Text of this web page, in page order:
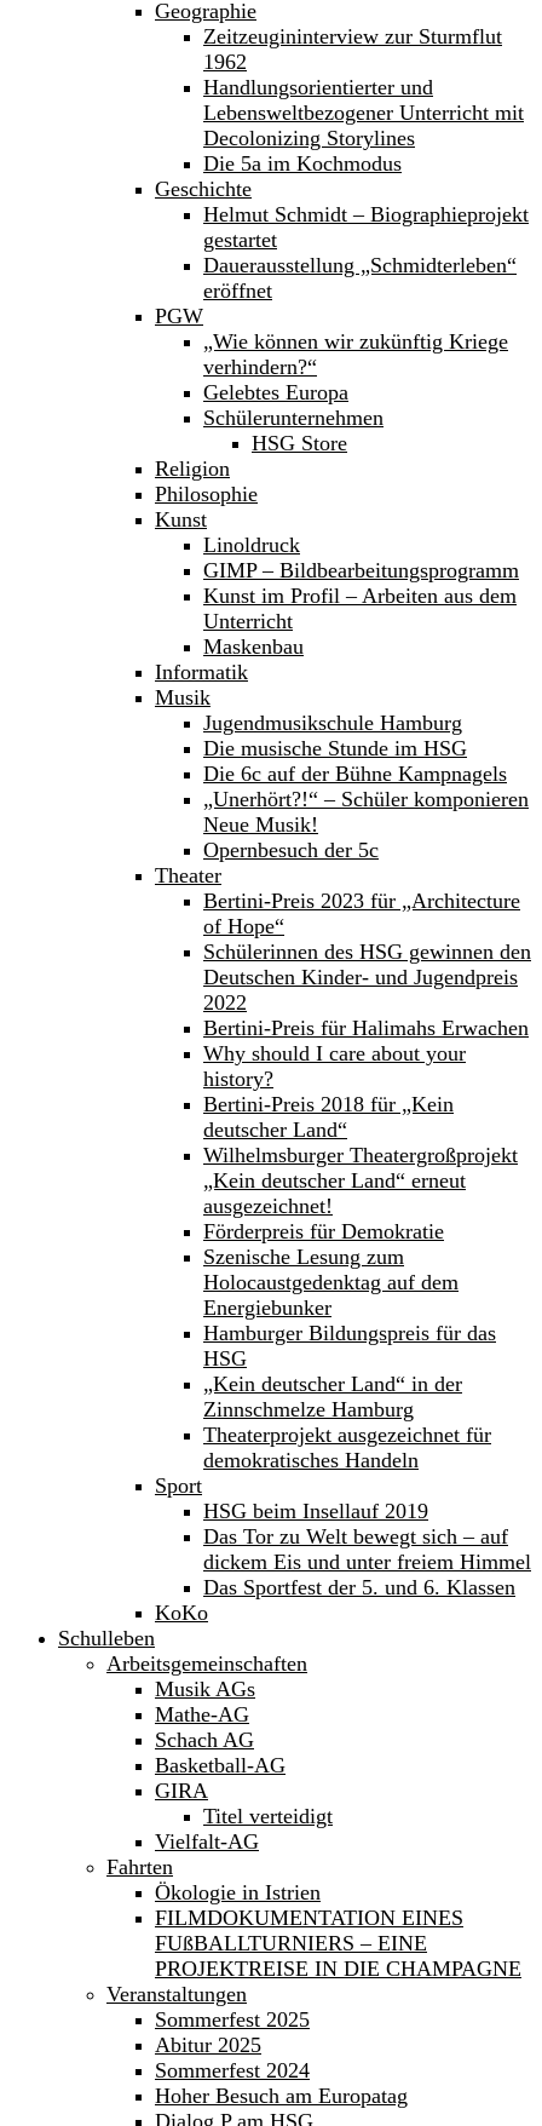
Geographie
Zeitzeugininterview zur Sturmflut
1962
Handlungsorientierter und
Lebensweltbezogener Unterricht mit
Decolonizing Storylines
Die 5a im Kochmodus
Geschichte
Helmut Schmidt – Biographieprojekt
gestartet
Dauerausstellung „Schmidterleben“
eröffnet
PGW
„Wie können wir zukünftig Kriege
verhindern?“
Gelebtes Europa
Schülerunternehmen
HSG Store
Religion
Philosophie
Kunst
Linoldruck
GIMP – Bildbearbeitungsprogramm
Kunst im Profil – Arbeiten aus dem
Unterricht
Maskenbau
Informatik
Musik
Jugendmusikschule Hamburg
Die musische Stunde im HSG
Die 6c auf der Bühne Kampnagels
„Unerhört?!“ – Schüler komponieren
Neue Musik!
Opernbesuch der 5c
Theater
Bertini-Preis 2023 für „Architecture
of Hope“
Schülerinnen des HSG gewinnen den
Deutschen Kinder- und Jugendpreis
2022
Bertini-Preis für Halimahs Erwachen
Why should I care about your
history?
Bertini-Preis 2018 für „Kein
deutscher Land“
Wilhelmsburger Theatergroßprojekt
„Kein deutscher Land“ erneut
ausgezeichnet!
Förderpreis für Demokratie
Szenische Lesung zum
Holocaustgedenktag auf dem
Energiebunker
Hamburger Bildungspreis für das
HSG
„Kein deutscher Land“ in der
Zinnschmelze Hamburg
Theaterprojekt ausgezeichnet für
demokratisches Handeln
Sport
HSG beim Insellauf 2019
Das Tor zu Welt bewegt sich – auf
dickem Eis und unter freiem Himmel
Das Sportfest der 5. und 6. Klassen
KoKo
Schulleben
Arbeitsgemeinschaften
Musik AGs
Mathe-AG
Schach AG
Basketball-AG
GIRA
Titel verteidigt
Vielfalt-AG
Fahrten
Ökologie in Istrien
FILMDOKUMENTATION EINES
FUßBALLTURNIERS – EINE
PROJEKTREISE IN DIE CHAMPAGNE
Veranstaltungen
Sommerfest 2025
Abitur 2025
Sommerfest 2024
Hoher Besuch am Europatag